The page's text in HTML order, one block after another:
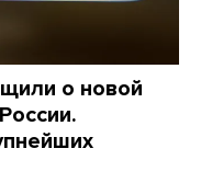
о новой